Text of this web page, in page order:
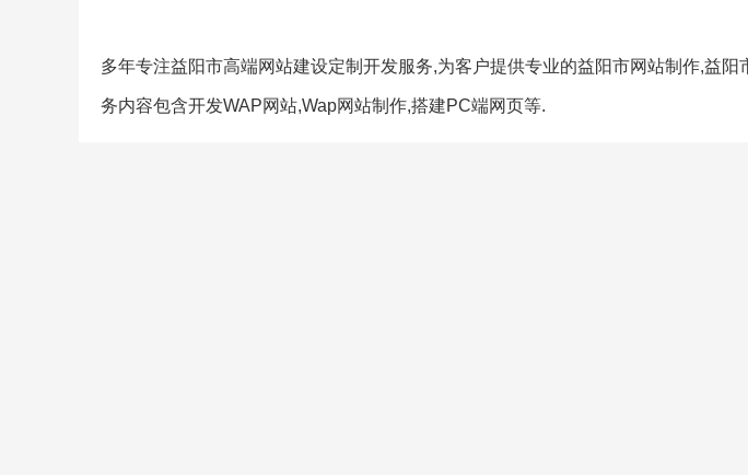
多年专注益阳市高端网站建设定制开发服务,为客户提供专业的益阳市网站制作,益
务内容包含开发WAP网站,Wap网站制作,搭建PC端网页等.